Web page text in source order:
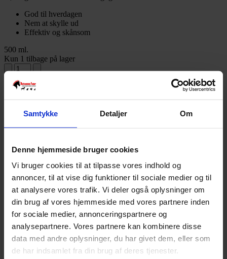
Samtykke Detaljer Om
Denne hjemmeside bruger cookies
Vi bruger cookies til at tilpasse vores indhold og
annoncer, til at vise dig funktioner til sociale medier og til
at analysere vores trafik. Vi deler også oplysninger om
din brug af vores hjemmeside med vores partnere inden
for sociale medier, annonceringspartnere og
analysepartnere. Vores partnere kan kombinere disse
data med andre oplysninger, du har givet dem, eller som
de har indsamlet fra din brug af deres tjenester.
God til hverdagen
Nem at skylle ud
Effektiv og skånsom
500 ml.
Kun 1 tilbage på lager
Tilføj til kurv
Varenummer:
Varekategori:Golden Horse,Hest,Plejeprodukter til hest,Udstyr
Varebeskrivelse Produktinformation
Gør pelsen våd, tag en passende mængde shampoo i en spand og
tilsæt vand. Vask hesten med en svamp, skyl grundigt og skrab
vandet af hesten. Lad sæben sidde 1-2 minutter som en kur.
Alternativt kan shampooen anvendes direkte i den våde pels,
masseres ind indtil det skummer, skylles grundigt.
Indhold
Aqua, Sodium Laureth Sulfate, Cocamidopropyl Betaine, Glycol
Distearate, Sodium Chloride, Phenoxyethanol, Starch
Hydroxypropyltrimonium Chloride, Cocamide DEA, Cocamide
MEA, Sodium Benzoate, Citric Acid, Parfum, Laureth-10, Formic